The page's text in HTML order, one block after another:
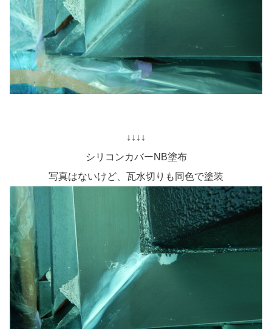
↓↓↓↓
シリコンカバーNB塗布
写真はないけど、瓦水切りも同色で塗装